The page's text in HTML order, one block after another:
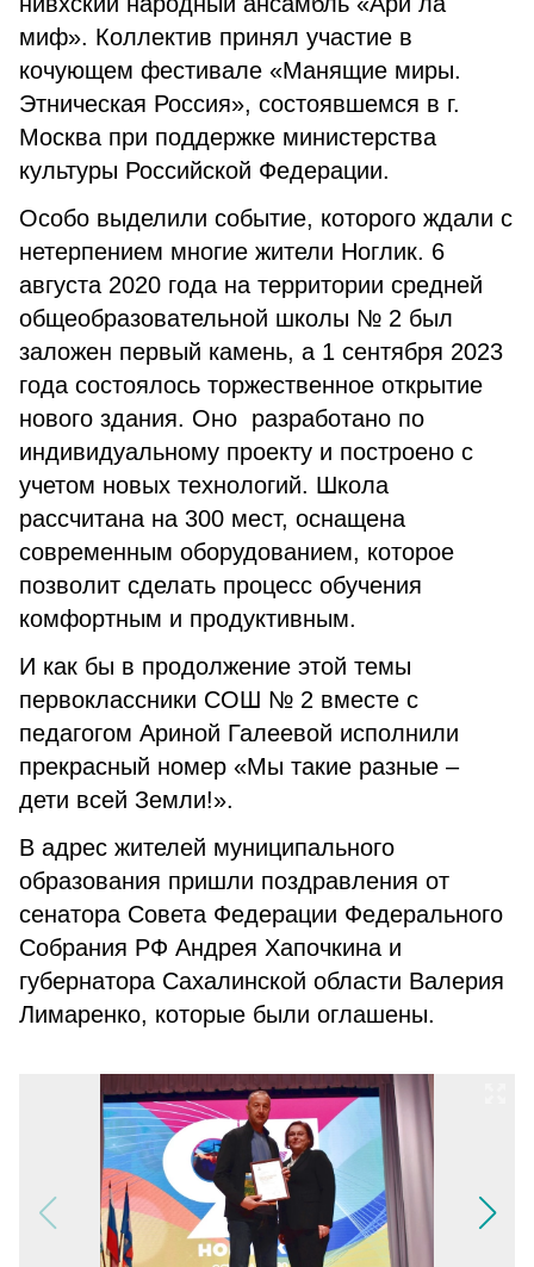
миф». Коллектив принял участие в
кочующем фестивале «Манящие миры.
Этническая Россия», состоявшемся в г.
Москва при поддержке министерства
культуры Российской Федерации.
Особо выделили событие, которого ждали с
нетерпением многие жители Ноглик. 6
августа 2020 года на территории средней
общеобразовательной школы № 2 был
заложен первый камень, а 1 сентября 2023
года состоялось торжественное открытие
нового здания. Оно разработано по
индивидуальному проекту и построено с
учетом новых технологий. Школа
рассчитана на 300 мест, оснащена
современным оборудованием, которое
позволит сделать процесс обучения
комфортным и продуктивным.
И как бы в продолжение этой темы
первоклассники СОШ № 2 вместе с
педагогом Ариной Галеевой исполнили
прекрасный номер «Мы такие разные –
дети всей Земли!».
В адрес жителей муниципального
образования пришли поздравления от
сенатора Совета Федерации Федерального
Собрания РФ Андрея Хапочкина и
губернатора Сахалинской области Валерия
Лимаренко, которые были оглашены.